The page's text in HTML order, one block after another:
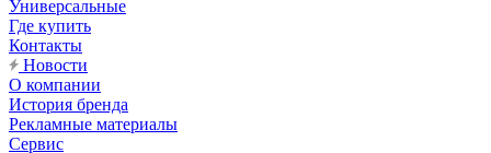
Универсальные
Где купить
Контакты
Новости
О компании
История бренда
Рекламные материалы
Сервис